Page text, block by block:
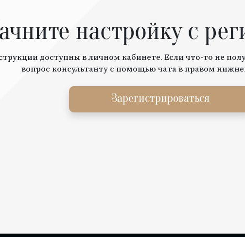
настройку с
доступны в личном кабинете. Если что-то не
вопрос консультанту с помощью чата в правом
Зарегистрироваться